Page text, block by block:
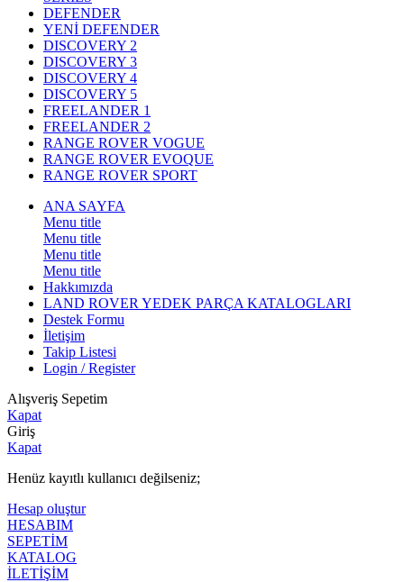
DEFENDER
YENİ DEFENDER
DISCOVERY 2
DISCOVERY 3
DISCOVERY 4
DISCOVERY 5
FREELANDER 1
FREELANDER 2
RANGE ROVER VOGUE
RANGE ROVER EVOQUE
RANGE ROVER SPORT
ANA SAYFA
Menu title
Menu title
Menu title
Menu title
Hakkımızda
LAND ROVER YEDEK PARÇA KATALOGLARI
Destek Formu
İletişim
Takip Listesi
Login / Register
Alışveriş Sepetim
Kapat
Giriş
Kapat
Henüz kayıtlı kullanıcı değilseniz;
Hesap oluştur
HESABIM
SEPETİM
KATALOG
İLETİŞİM